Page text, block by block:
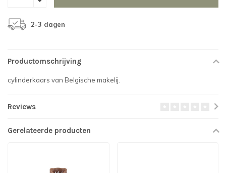
2-3 dagen
Productomschrijving
cylinderkaars van Belgische makelij.
Reviews
Gerelateerde producten